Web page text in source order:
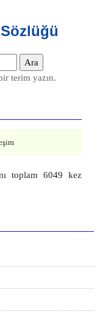
terim yazın.
toplam 6049 kez